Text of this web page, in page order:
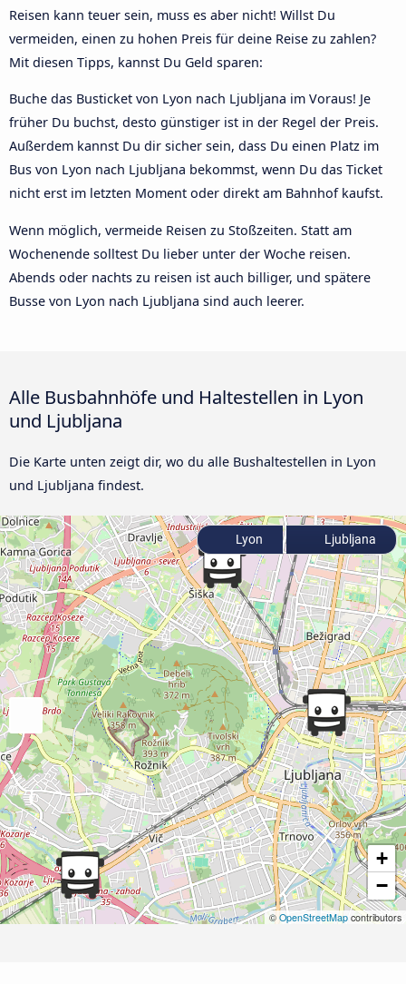
Reisen kann teuer sein, muss es aber nicht! Willst Du
vermeiden, einen zu hohen Preis für deine Reise zu zahlen?
Mit diesen Tipps, kannst Du Geld sparen:
Buche das Busticket von Lyon nach Ljubljana im Voraus! Je
früher Du buchst, desto günstiger ist in der Regel der Preis.
Außerdem kannst Du dir sicher sein, dass Du einen Platz im
Bus von Lyon nach Ljubljana bekommst, wenn Du das Ticket
nicht erst im letzten Moment oder direkt am Bahnhof kaufst.
Wenn möglich, vermeide Reisen zu Stoßzeiten. Statt am
Wochenende solltest Du lieber unter der Woche reisen.
Abends oder nachts zu reisen ist auch billiger, und spätere
Busse von Lyon nach Ljubljana sind auch leerer.
Alle Busbahnhöfe und Haltestellen in Lyon
und Ljubljana
Die Karte unten zeigt dir, wo du alle Bushaltestellen in Lyon
und Ljubljana findest.
+
−
© OpenStreetMap contributors
Lyon Ljubljana